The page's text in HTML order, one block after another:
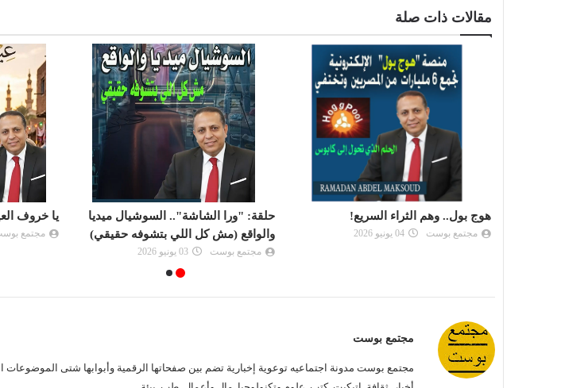
مقالات ذات صلة
حلقة: "ورا الشاشة".. السوشيال ميديا
والواقع (مش كل اللي بتشوفه حقيقي)
يا خروف العيد.. ليه بتعمل فينا كده؟"
مجتمع بوست 26 مايو 2026
فخ الصور |
والابتزاز
مجتمع بوست
مجتمع بوست مدونة اجتماعيه توعوية إخبارية تضم بين صفحاتها الرقمية وأبوابها شتى الموضوعات